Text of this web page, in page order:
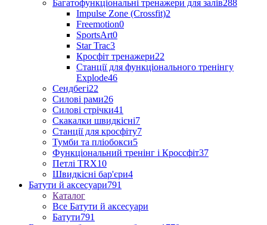
Багатофункціональні тренажери для залів288
Impulse Zone (Crossfit)2
Freemotion0
SportsArt0
Star Trac3
Кросфіт тренажери22
Станції для функціонального тренінгу
Explode46
Сендбегі22
Силові рами26
Силові стрічки41
Скакалки швидкісні7
Станції для кросфіту7
Тумби та пліобокси5
Функціональний тренінг і Кроссфіт37
Петлі TRX10
Швидкісні бар'єри4
Батути й аксесуари791
Каталог
Все Батути й аксесуари
Батути791